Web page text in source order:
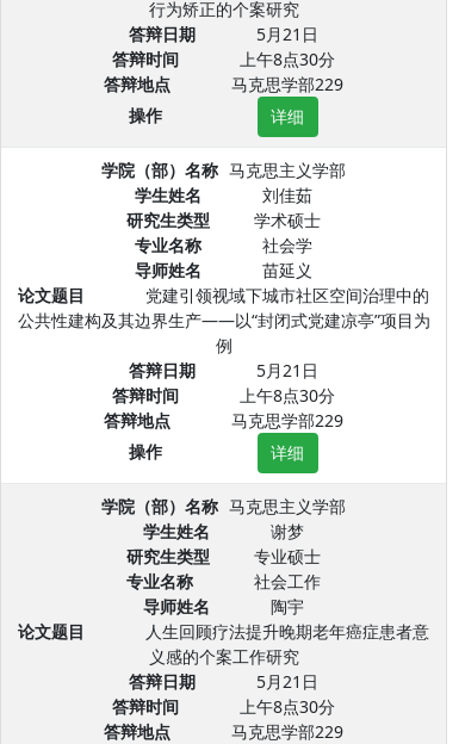
行为矫正的个案研究
答辩日期
5月21日
答辩时间
上午8点30分
答辩地点
马克思学部229
操作
详细
学院（部）名称 马克思主义学部
学生姓名
刘佳茹
研究生类型
学术硕士
专业名称
社会学
导师姓名
苗延义
论文题目
党建引领视域下城市社区空间治理中的
公共性建构及其边界生产——以“封闭式党建凉亭”项目为
例
答辩日期
5月21日
答辩时间
上午8点30分
答辩地点
马克思学部229
操作
详细
学院（部）名称 马克思主义学部
学生姓名
谢梦
研究生类型
专业硕士
专业名称
社会工作
导师姓名
陶宇
论文题目
人生回顾疗法提升晚期老年癌症患者意
义感的个案工作研究
答辩日期
5月21日
答辩时间
上午8点30分
答辩地点
马克思学部229